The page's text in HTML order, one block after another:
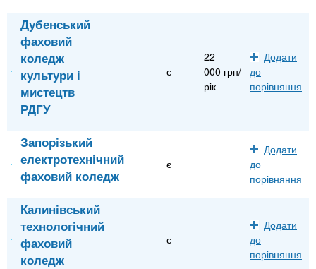
Дубенський
фаховий
коледж
культури і
мистецтв
РДГУ
є
22
000 грн/
рік
Додати
до
порівняння
Запорізький
електротехнічний
фаховий коледж
є
Додати
до
порівняння
Калинівський
технологічний
фаховий
коледж
є
Додати
до
порівняння